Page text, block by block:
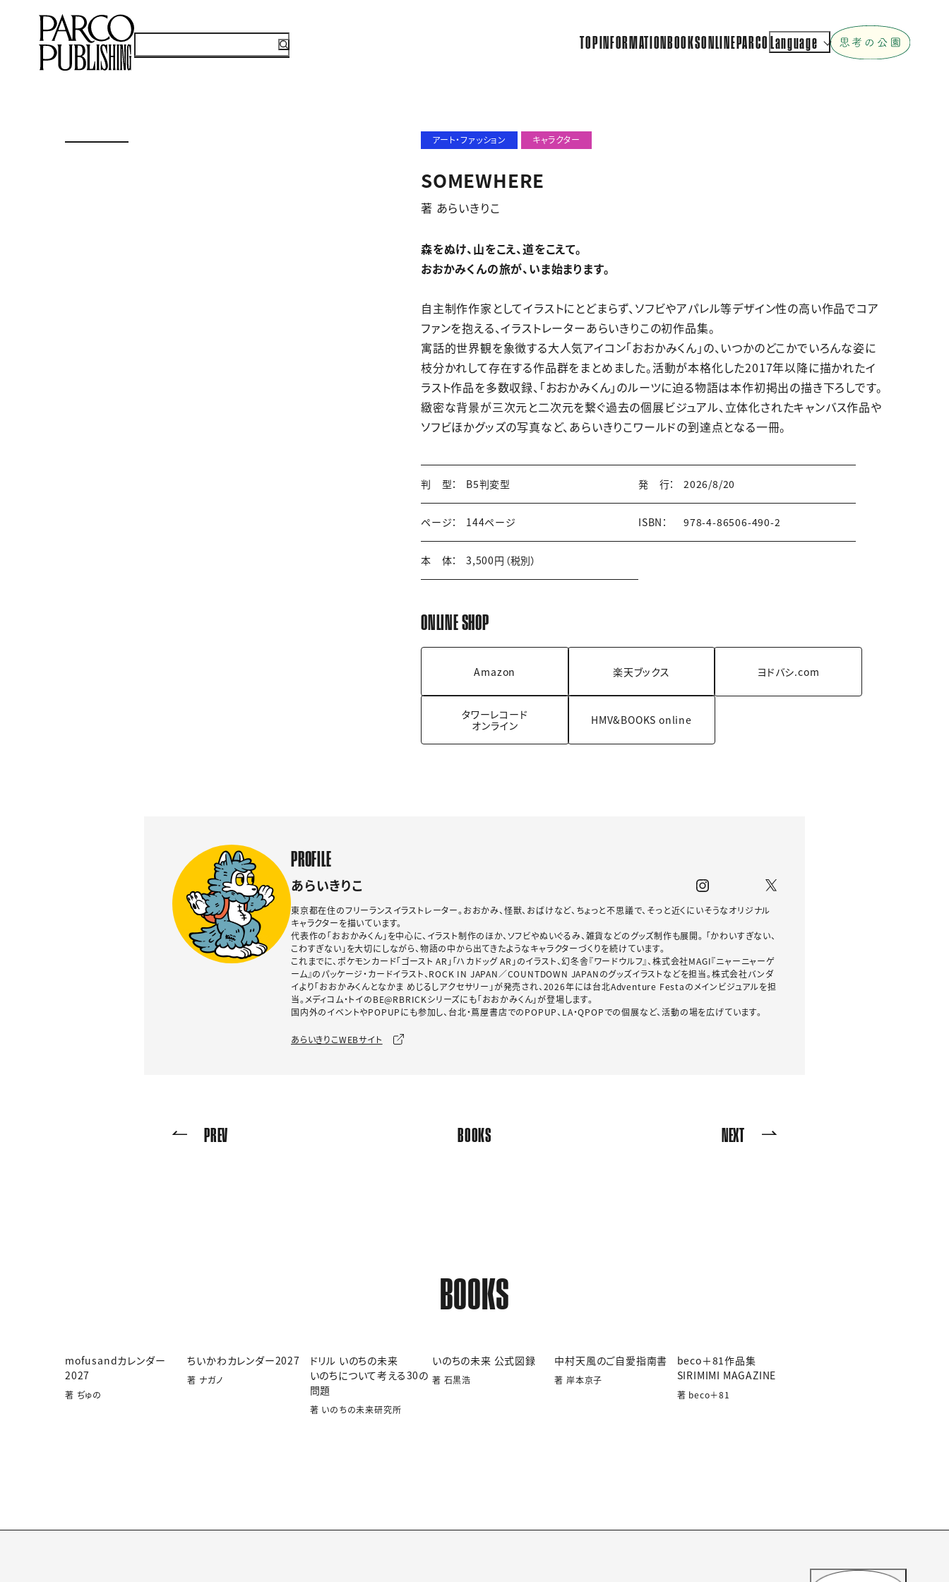
TOP INFORMATION BOOKSONLINEPARCO Language
アート・ファッション キャラクター
SOMEWHERE
著 あらいきりこ
森をぬけ、山をこえ、道をこえて。
おおかみくんの旅が、いま始まります。
自主制作作家としてイラストにとどまらず、ソフビやアパレル等デザイン性の高い作品でコア
ファンを抱える、イラストレーターあらいきりこの初作品集。
寓話的世界観を象徴する大人気アイコン「おおかみくん」の、いつかのどこかでいろんな姿に
枝分かれして存在する作品群をまとめました。活動が本格化した2017年以降に描かれたイ
ラスト作品を多数収録、「おおかみくん」のルーツに迫る物語は本作初掲出の描き下ろしです。
緻密な背景が三次元と二次元を繋ぐ過去の個展ビジュアル、立体化されたキャンバス作品や
ソフビほかグッズの写真など、あらいきりこワールドの到達点となる一冊。
判 型： B5判変型
ページ： 144ページ
本 体： 3,500円（税別）
発 行： 2026/8/20
ISBN： 978-4-86506-490-2
ONLINE SHOP
Amazon 楽天ブックス ヨドバシ.com
タワーレコード
オンライン
HMV&BOOKS online
PROFILE
あらいきりこ
東京都在住のフリーランスイラストレーター。おおかみ、怪獣、おばけなど、ちょっと不思議で、そっと近くにいそうなオリジナル
キャラクターを描いています。
代表作の「おおかみくん」を中心に、イラスト制作のほか、ソフビやぬいぐるみ、雑貨などのグッズ制作も展開。 「かわいすぎない、
こわすぎない」を大切にしながら、物語の中から出てきたようなキャラクターづくりを続けています。
これまでに、ポケモンカード「ゴースト AR」「ハカドッグ AR」のイラスト、幻冬舎『ワードウルフ』、株式会社MAGI『ニャーニャーゲ
ーム』のパッケージ・カードイラスト、ROCK IN JAPAN／COUNTDOWN JAPANのグッズイラストなどを担当。株式会社バンダ
イより「おおかみくんとなかま めじるしアクセサリー」が発売され、2026年には台北Adventure Festaのメインビジュアルを担
当。メディコム・トイのBE@RBRICKシリーズにも「おおかみくん」が登場します。
国内外のイベントやPOPUPにも参加し、台北・蔦屋書店でのPOPUP、LA・QPOPでの個展など、活動の場を広げています。
あらいきりこWEBサイト
PREV BOOKS NEXT
BOOKS
mofusandカレンダー
2027
著 ぢゅの
ちいかわカレンダー2027
著 ナガノ
ドリル いのちの未来
いのちについて考える30の
問題
著 いのちの未来研究所
いのちの未来 公式図録
著 石黒浩
中村天風のご自愛指南書
著 岸本京子
beco＋81作品集
SIRIMIMI MAGAZINE
著 beco＋81